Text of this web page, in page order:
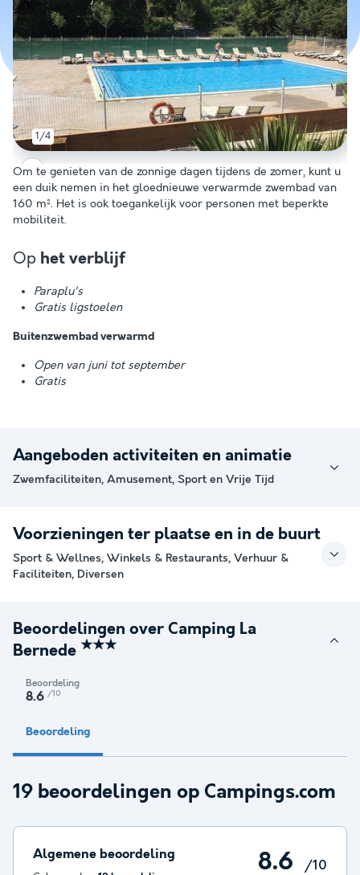
1/4
Om te genieten van de zonnige dagen tijdens de zomer, kunt u
een duik nemen in het gloednieuwe verwarmde zwembad van
160 m². Het is ook toegankelijk voor personen met beperkte
mobiliteit.
Op het verblijf
Paraplu's
Gratis ligstoelen
Buitenzwembad verwarmd
Open van juni tot september
Gratis
Aangeboden activiteiten en animatie
Zwemfaciliteiten, Amusement, Sport en Vrije Tijd
Voorzieningen ter plaatse en in de buurt
Sport & Wellnes, Winkels & Restaurants, Verhuur &
Faciliteiten, Diversen
Beoordelingen over Camping La
Bernede ★★★
Beoordeling
8.6 /10
Beoordeling
19 beoordelingen op Campings.com
Algemene beoordeling 8.6 /10